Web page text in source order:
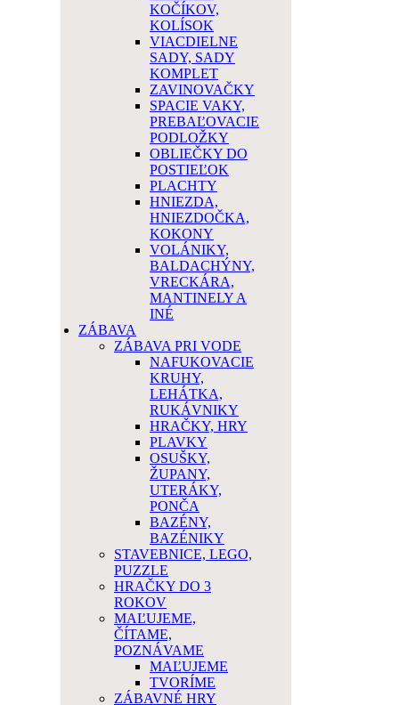
KOČÍKOV,
KOLÍSOK
VIACDIELNE
SADY, SADY
KOMPLET
ZAVINOVAČKY
SPACIE VAKY,
PREBAĽOVACIE
PODLOŽKY
OBLIEČKY DO
POSTIEĽOK
PLACHTY
HNIEZDA,
HNIEZDOČKA,
KOKONY
VOLÁNIKY,
BALDACHÝNY,
VRECKÁRA,
MANTINELY A
INÉ
ZÁBAVA
ZÁBAVA PRI VODE
NAFUKOVACIE
KRUHY,
LEHÁTKA,
RUKÁVNIKY
HRAČKY, HRY
PLAVKY
OSUŠKY,
ŽUPANY,
UTERÁKY,
PONČA
BAZÉNY,
BAZÉNIKY
STAVEBNICE, LEGO,
PUZZLE
HRAČKY DO 3
ROKOV
MAĽUJEME,
ČÍTAME,
POZNÁVAME
MAĽUJEME
TVORÍME
ZÁBAVNÉ HRY